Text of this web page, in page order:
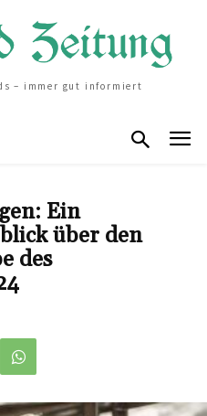
– immer gut informiert
Ein
über den
des